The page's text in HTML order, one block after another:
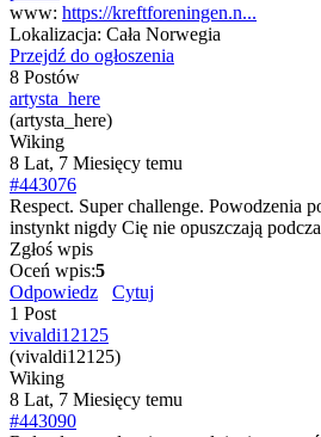
www: https://kreftforeningen.n...
Lokalizacja: Cała Norwegia
Przejdź do ogłoszenia
8 Postów
artysta_here
(artysta_here)
Wiking
8 Lat, 7 Miesięcy temu
#443076
Respect. Super challenge. Powodzenia
instynkt nigdy Cię nie opuszczają
Zgłoś wpis
Oceń wpis:5
Odpowiedz
Cytuj
1 Post
vivaldi12125
(vivaldi12125)
Wiking
8 Lat, 7 Miesięcy temu
#443090